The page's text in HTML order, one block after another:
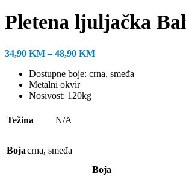
Pletena ljuljačka
34,90 KM – 48,90 KMRaspon
od
Dostupne boje: crna, smeđa
Metalni okvir
Nosivost: 120kg
Težina N/A
Bojacrna, smeđa
Boja